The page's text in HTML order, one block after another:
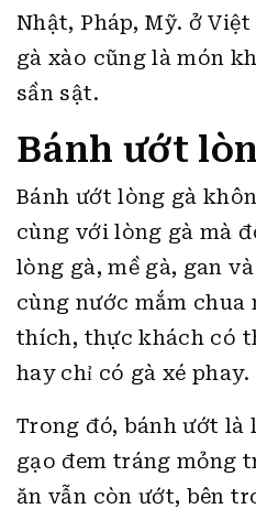
Nhật, Pháp, Mỹ. ở
gà xào cũng là món
sần sật.
Bánh ướt
Bánh ướt lòng gà
cùng với lòng gà mà
lòng gà, mề gà, gan
cùng nước mắm chua
thích, thực khách có
hay chỉ có gà xé phay.
Trong đó, bánh ướt là
gạo đem tráng mỏng
ăn vẫn còn ướt, bên